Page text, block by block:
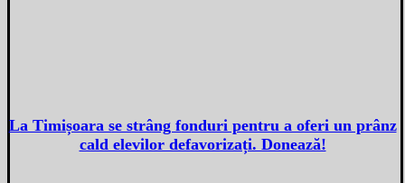
La Timișoara se strâng fonduri pentru a oferi un prânz
cald elevilor defavorizați. Donează!